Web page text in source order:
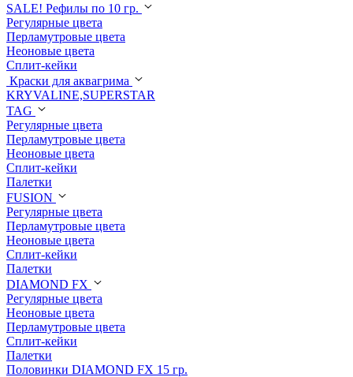
SALE! Рефилы по 10 гр.
Регулярные цвета
Перламутровые цвета
Неоновые цвета
Сплит-кейки
Краски для аквагрима
KRYVALINE,SUPERSTAR
TAG
Регулярные цвета
Перламутровые цвета
Неоновые цвета
Сплит-кейки
Палетки
FUSION
Регулярные цвета
Перламутровые цвета
Неоновые цвета
Сплит-кейки
Палетки
DIAMOND FX
Регулярные цвета
Неоновые цвета
Перламутровые цвета
Сплит-кейки
Палетки
Половинки DIAMOND FX 15 гр.